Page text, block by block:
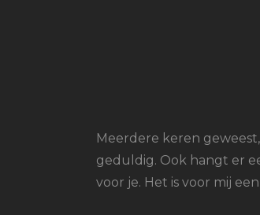
Meerdere keren
geduldig. Ook hangt er
voor je. Het is voor mij